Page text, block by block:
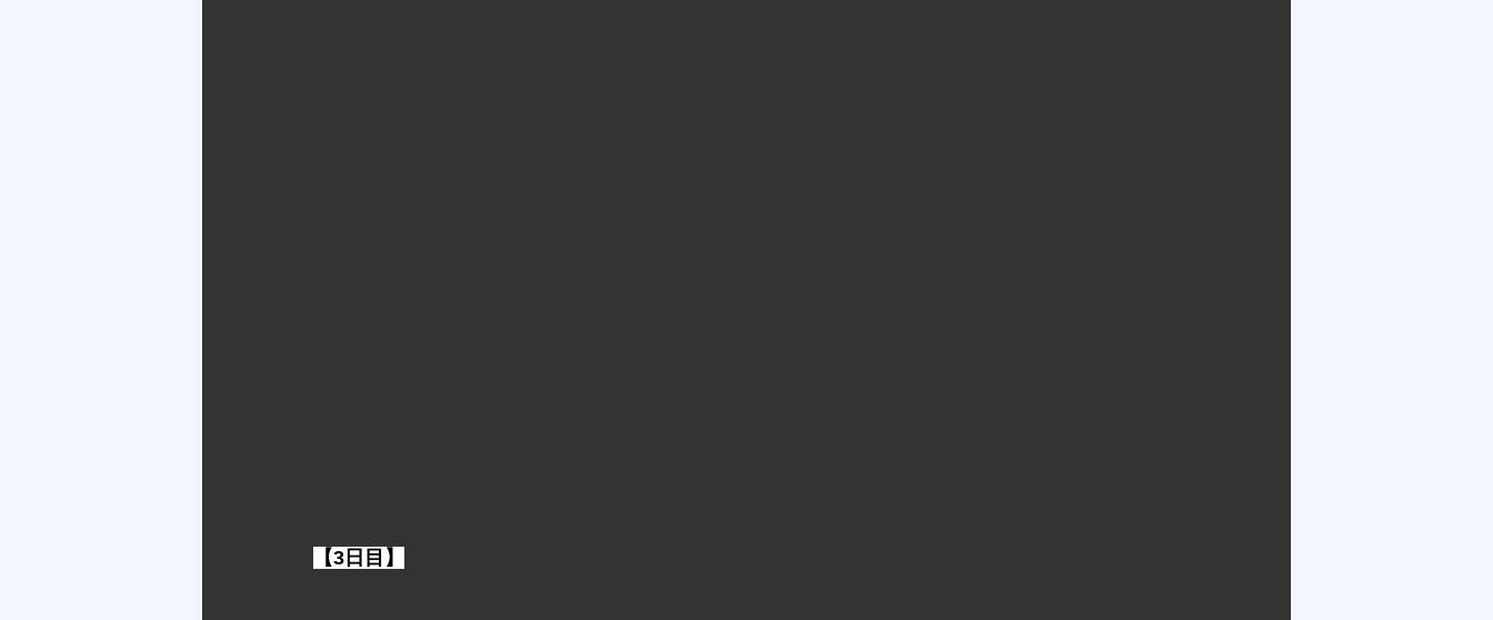
【3日目】